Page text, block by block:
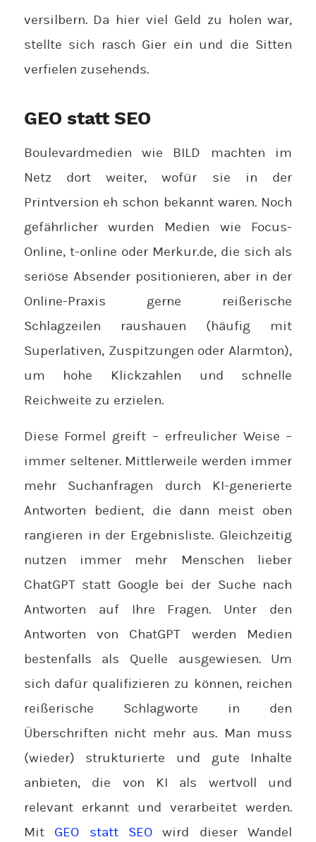
versilbern. Da hier viel Geld zu holen war,
stellte sich rasch Gier ein und die Sitten
verfielen zusehends.
GEO statt SEO
Boulevardmedien wie BILD machten im
Netz dort weiter, wofür sie in der
Printversion eh schon bekannt waren. Noch
gefährlicher wurden Medien wie Focus-
Online, t-online oder Merkur.de, die sich als
seriöse Absender positionieren, aber in der
Online-Praxis gerne reißerische
Schlagzeilen raushauen (häufig mit
Superlativen, Zuspitzungen oder Alarmton),
um hohe Klickzahlen und schnelle
Reichweite zu erzielen.
Diese Formel greift – erfreulicher Weise –
immer seltener. Mittlerweile werden immer
mehr Suchanfragen durch KI-generierte
Antworten bedient, die dann meist oben
rangieren in der Ergebnisliste. Gleichzeitig
nutzen immer mehr Menschen lieber
ChatGPT statt Google bei der Suche nach
Antworten auf Ihre Fragen. Unter den
Antworten von ChatGPT werden Medien
bestenfalls als Quelle ausgewiesen. Um
sich dafür qualifizieren zu können, reichen
reißerische Schlagworte in den
Überschriften nicht mehr aus. Man muss
(wieder) strukturierte und gute Inhalte
anbieten, die von KI als wertvoll und
relevant erkannt und verarbeitet werden.
Mit GEO statt SEO wird dieser Wandel